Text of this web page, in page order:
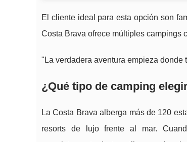
El cliente ideal para esta opción son
Costa Brava ofrece múltiples campings
"La verdadera aventura empieza donde
¿Qué tipo de camping
La Costa Brava alberga más de 120
resorts de lujo frente al mar.